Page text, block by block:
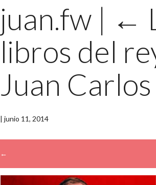
juan.fw | ←
libros del
Juan Carlos
| junio 11, 2014
←